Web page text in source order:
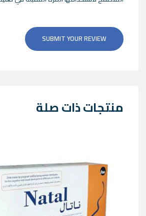
SUBMIT YOUR REVIEW
منتجات ذات صلة